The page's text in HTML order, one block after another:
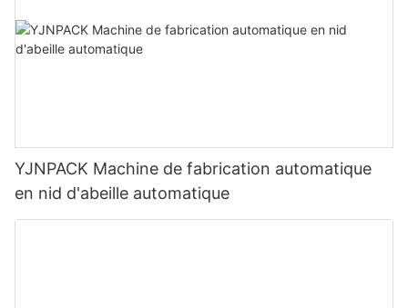
YJNPACK Machine de fabrication automatique
en nid d'abeille automatique